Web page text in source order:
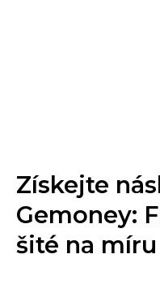
Získejte
Gemoney:
šité na míru